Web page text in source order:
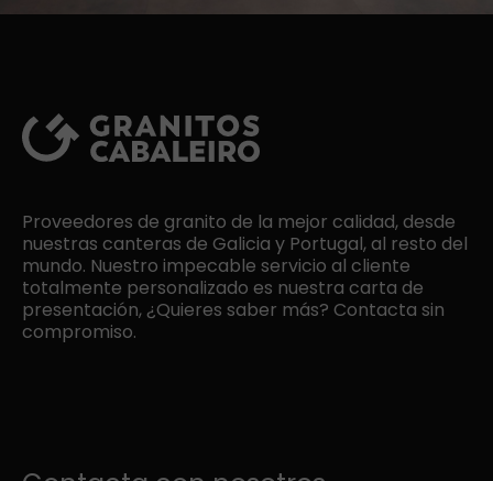
Proveedores de granito de la mejor calidad, desde
nuestras canteras de Galicia y Portugal, al resto del
mundo. Nuestro impecable servicio al cliente
totalmente personalizado es nuestra carta de
presentación, ¿Quieres saber más? Contacta sin
compromiso.